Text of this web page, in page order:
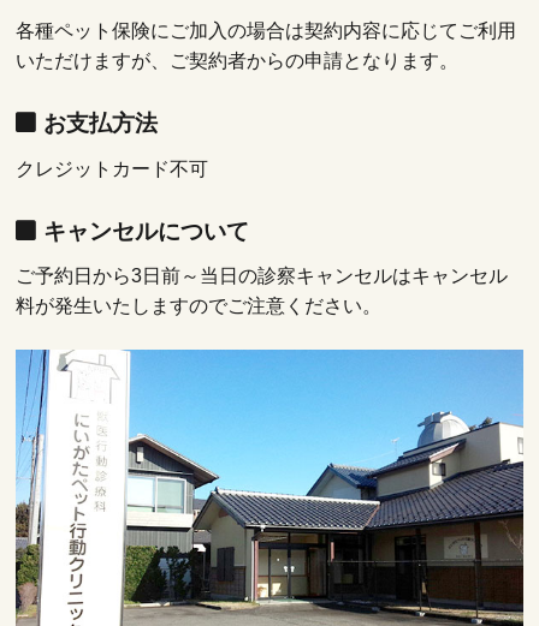
各種ペット保険にご加入の場合は契約内容に応じてご利用
いただけますが、ご契約者からの申請となります。
お支払方法
クレジットカード不可
キャンセルについて
ご予約日から3日前～当日の診察キャンセルはキャンセル
料が発生いたしますのでご注意ください。